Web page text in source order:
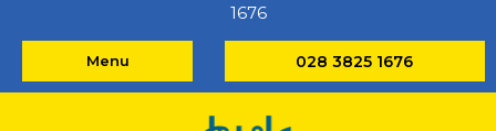
1676
Menu 028 3825 1676